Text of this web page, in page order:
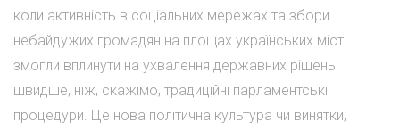
коли активність в соціальних мережах та збори
небайдужих громадян на площах українських міст
змогли вплинути на ухвалення державних рішень
швидше, ніж, скажімо, традиційні парламентські
процедури. Це нова політична культура чи винятки,